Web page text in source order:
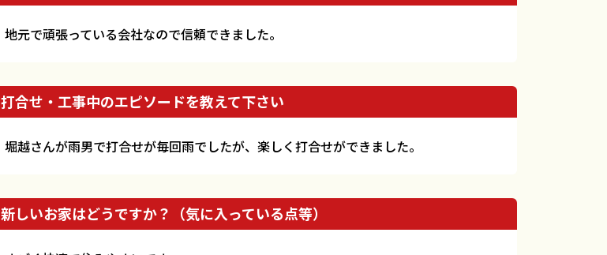
地元で頑張っている会社なので信頼できました。
打合せ・工事中のエピソードを教えて下さい
堀越さんが雨男で打合せが毎回雨でしたが、楽しく打合せができました。
新しいお家はどうですか？（気に入っている点等）